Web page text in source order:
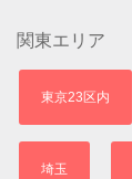
関東エリア
東京23区内
埼玉